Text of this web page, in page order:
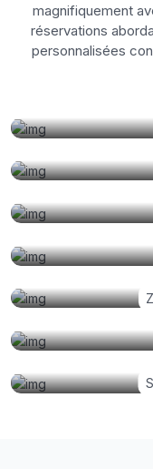
magnifiquement
réservations
personnalisées